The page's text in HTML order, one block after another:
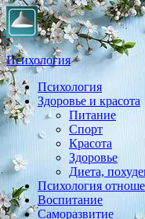
Психология
Практическая
здоровье, воспитание,
Психология
Здоровье и красота
Питание
Спорт
Красота
Здоровье
Диета,
Психология
Воспитание
Саморазвитие